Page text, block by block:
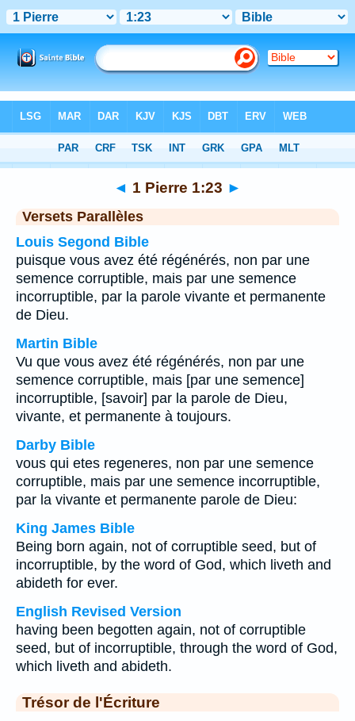
Chapitre 1> Verset 23
◄ 1 Pierre 1:23 ►
Versets Parallèles
Louis Segond Bible
puisque vous avez été régénérés, non par une
semence corruptible, mais par une semence
incorruptible, par la parole vivante et permanente
de Dieu.
Martin Bible
Vu que vous avez été régénérés, non par une
semence corruptible, mais [par une semence]
incorruptible, [savoir] par la parole de Dieu,
vivante, et permanente à toujours.
Darby Bible
vous qui etes regeneres, non par une semence
corruptible, mais par une semence incorruptible,
par la vivante et permanente parole de Dieu:
King James Bible
Being born again, not of corruptible seed, but of
incorruptible, by the word of God, which liveth and
abideth for ever.
English Revised Version
having been begotten again, not of corruptible
seed, but of incorruptible, through the word of God,
which liveth and abideth.
Trésor de l'Écriture